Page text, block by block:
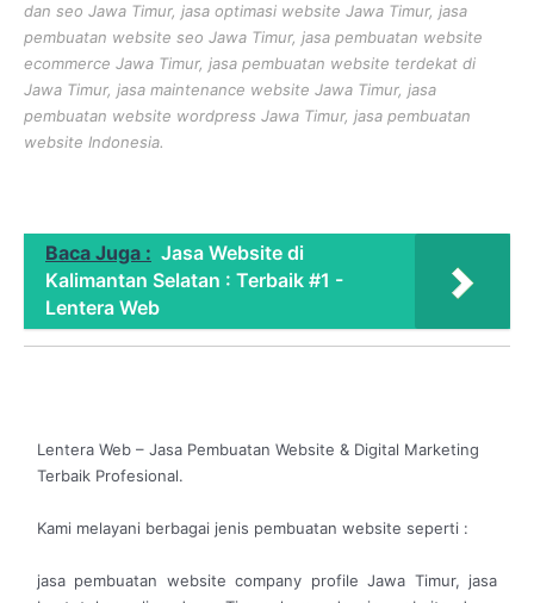
dan seo Jawa Timur, jasa optimasi website Jawa Timur, jasa
pembuatan website seo Jawa Timur, jasa pembuatan website
ecommerce Jawa Timur, jasa pembuatan website terdekat di
Jawa Timur, jasa maintenance website Jawa Timur, jasa
pembuatan website wordpress Jawa Timur, jasa pembuatan
website Indonesia.
Baca Juga : Jasa Website di
Kalimantan Selatan : Terbaik #1 -
Lentera Web
Lentera Web – Jasa Pembuatan Website & Digital Marketing
Terbaik Profesional.
Kami melayani berbagai jenis pembuatan website seperti :
jasa pembuatan website company profile Jawa Timur, jasa